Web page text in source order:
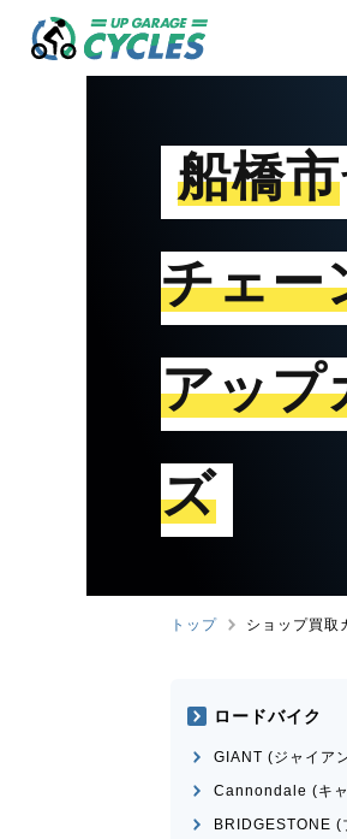
船橋市
チェー
アップ
ズ
トップ ショップ買取
ロードバイク
GIANT (ジャイア
Cannondale (キ
BRIDGESTONE (